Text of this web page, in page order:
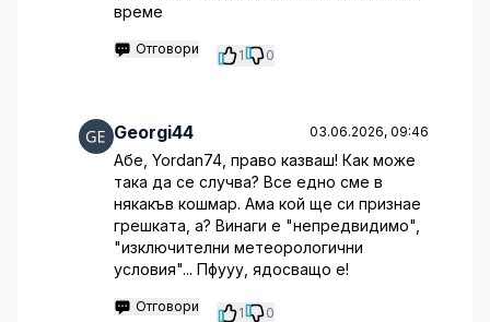
време
Отговори 1 0
Georgi44 03.06.2026, 09:46
Абе, Yordan74, право казваш! Как може
така да се случва? Все едно сме в
някакъв кошмар. Ама кой ще си признае
грешката, а? Винаги е "непредвидимо",
"изключителни метеорологични
условия"... Пфууу, ядосващо е!
Отговори 1 0